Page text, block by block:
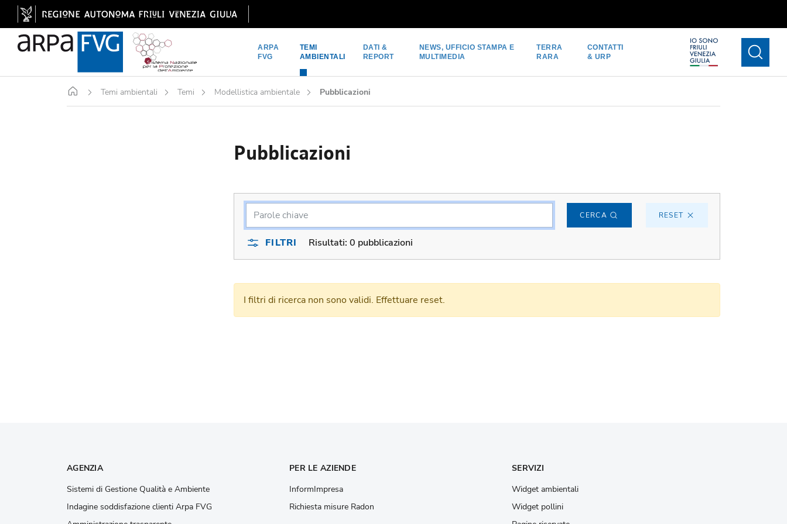
ARPA
FVG
TEMI
AMBIENTALI
DATI &
REPORT
NEWS, UFFICIO STAMPA E
MULTIMEDIA
TERRA
RARA
CONTATTI
& URP
Home Temi ambientali Temi Modellistica ambientale Pubblicazioni
Pubblicazioni
CERCA RESET
FILTRI Risultati:0 pubblicazioni
I filtri di ricerca non sono validi. Effettuare reset.
AGENZIA
Sistemi di Gestione Qualità e Ambiente
Indagine soddisfazione clienti Arpa FVG
PER LE AZIENDE
InformImpresa
Richiesta misure Radon
SERVIZI
Widget ambientali
Widget pollini